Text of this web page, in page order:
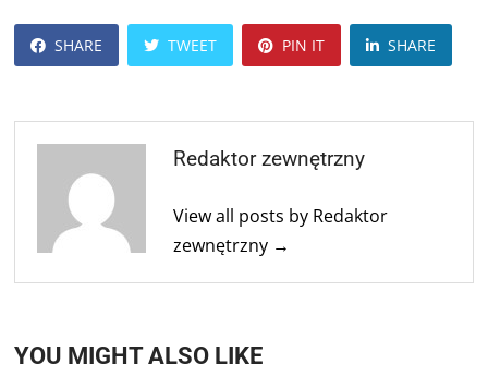
SHARE TWEET PIN IT SHARE
Redaktor zewnętrzny
View all posts by Redaktor
zewnętrzny →
YOU MIGHT ALSO LIKE